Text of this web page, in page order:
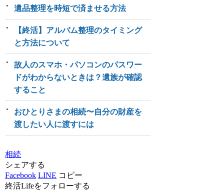
遺品整理を時短で済ませる方法
【終活】アルバム整理のタイミング
と方法について
故人のスマホ・パソコンのパスワー
ドがわからないときは？遺族が確認
すること
おひとりさまの相続〜自分の財産を
渡したい人に渡すには
相続
シェアする
Facebook LINE コピー
終活Lifeをフォローする